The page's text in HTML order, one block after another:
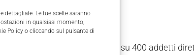
dettagliate. Le tue scelte saranno
in qualsiasi momento,
Policy o cliccando sul pulsante di
nel nostro Paese può contare su 400 addetti